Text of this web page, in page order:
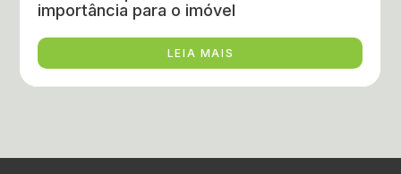
importância para o imóvel
LEIA MAIS